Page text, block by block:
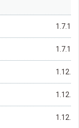
1.7.10
1.7.10
1.12.2
1.12.2
1.12.2